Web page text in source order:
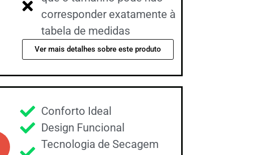
corresponder exatamente à
tabela de medidas
Ver mais detalhes sobre este produto
Conforto Ideal
Design Funcional
Tecnologia de Secagem